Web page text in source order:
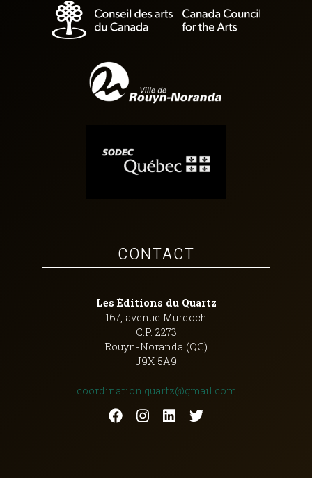
CONTACT
Les Éditions du Quartz
167, avenue Murdoch
C.P. 2273
Rouyn-Noranda (QC)
J9X 5A9
coordination.quartz@gmail.com